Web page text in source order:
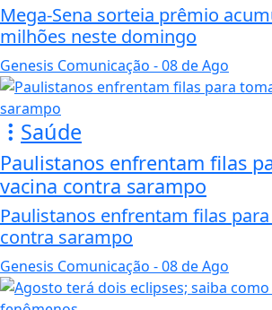
Mega-Sena sorteia prêmio
milhões neste domingo
Genesis Comunicação - 08 de Ago
Saúde
Paulistanos enfrentam filas
vacina contra sarampo
Paulistanos enfrentam filas
contra sarampo
Genesis Comunicação - 08 de Ago